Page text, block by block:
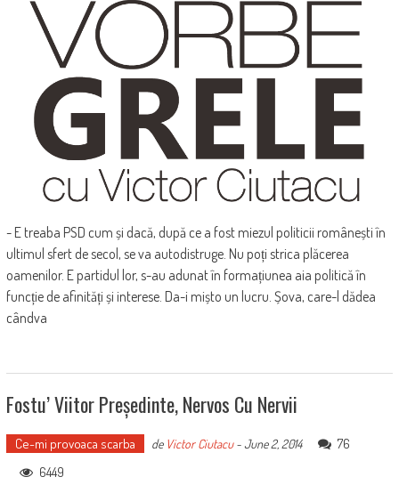
- E treaba PSD cum și dacă, după ce a fost miezul politicii românești în
ultimul sfert de secol, se va autodistruge. Nu poți strica plăcerea
oamenilor. E partidul lor, s-au adunat în formațiunea aia politică în
funcție de afinități și interese. Da-i mișto un lucru. Șova, care-l dădea
cândva
Fostu’ Viitor Președinte, Nervos Cu Nervii
Ce-mi provoaca scarba de Victor Ciutacu-June 2, 2014
76
6449